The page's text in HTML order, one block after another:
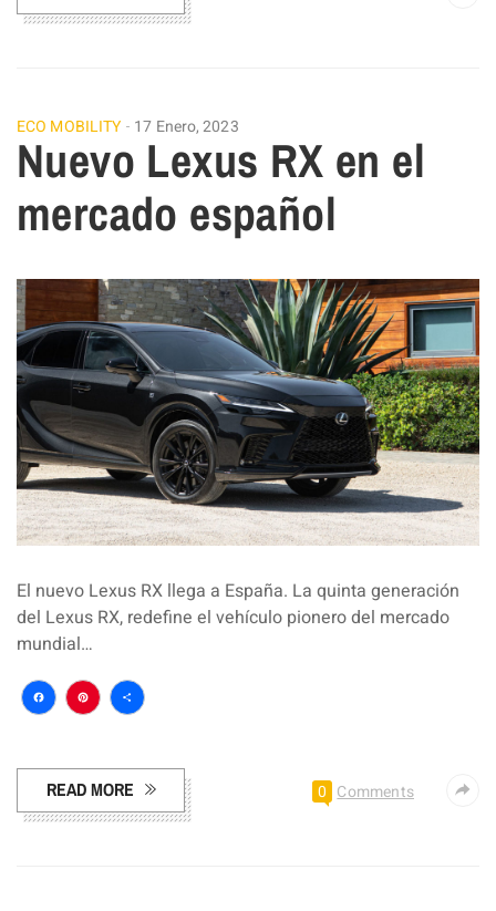
ECO MOBILITY 17 Enero, 2023
Nuevo Lexus RX en el
mercado español
El nuevo Lexus RX llega a España. La quinta generación
del Lexus RX, redefine el vehículo pionero del mercado
mundial…
Facebook
Pinterest
Compartir
READ MORE 0 Comments